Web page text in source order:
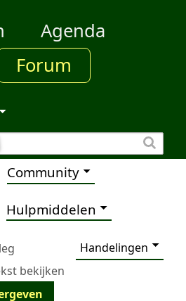
Agenda
Forum
Community
Hulpmiddelen
Handelingen
bekijken